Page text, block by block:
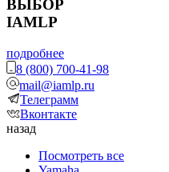
ВЫБОР
IAMLP
подробнее
8 (800) 700-41-98
mail@iamlp.ru
Телеграмм
Вконтакте
назад
Посмотреть все